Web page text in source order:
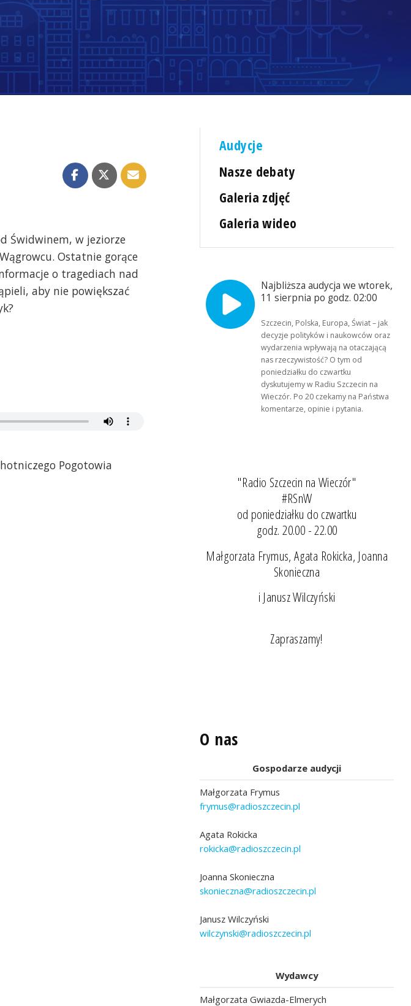
Świdwinem, w jeziorze
Ostatnie gorące
o tragediach nad
aby nie powiększać
Pogotowia
Audycje
Nasze debaty
Galeria zdjęć
Galeria wideo
Najbliższa audycja we wtorek,
11 sierpnia po godz. 02:00
Szczecin, Polska, Europa, Świat – jak
decyzje polityków i naukowców oraz
wydarzenia wpływają na otaczającą
nas rzeczywistość? O tym od
poniedziałku do czwartku
dyskutujemy w Radiu Szczecin na
Wieczór. Po 20 czekamy na Państwa
komentarze, opinie i pytania.
"Radio Szczecin na Wieczór"
#RSnW
od poniedziałku do czwartku
godz. 20.00 - 22.00
Małgorzata Frymus, Agata Rokicka, Joanna
Skonieczna
i Janusz Wilczyński
Zapraszamy!
O nas
Gospodarze audycji
Małgorzata Frymus
frymus@radioszczecin.pl
Agata Rokicka
rokicka@radioszczecin.pl
Joanna Skonieczna
skonieczna@radioszczecin.pl
Janusz Wilczyński
wilczynski@radioszczecin.pl
Wydawcy
Małgorzata Gwiazda-Elmerych